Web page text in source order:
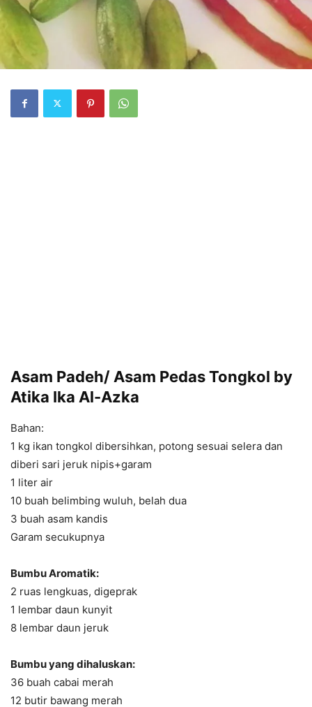
Asam Padeh/ Asam Pedas Tongkol by
Atika Ika Al-Azka
Bahan:
1 kg ikan tongkol dibersihkan, potong sesuai selera dan
diberi sari jeruk nipis+garam
1 liter air
10 buah belimbing wuluh, belah dua
3 buah asam kandis
Garam secukupnya
Bumbu Aromatik:
2 ruas lengkuas, digeprak
1 lembar daun kunyit
8 lembar daun jeruk
Bumbu yang dihaluskan:
36 buah cabai merah
12 butir bawang merah